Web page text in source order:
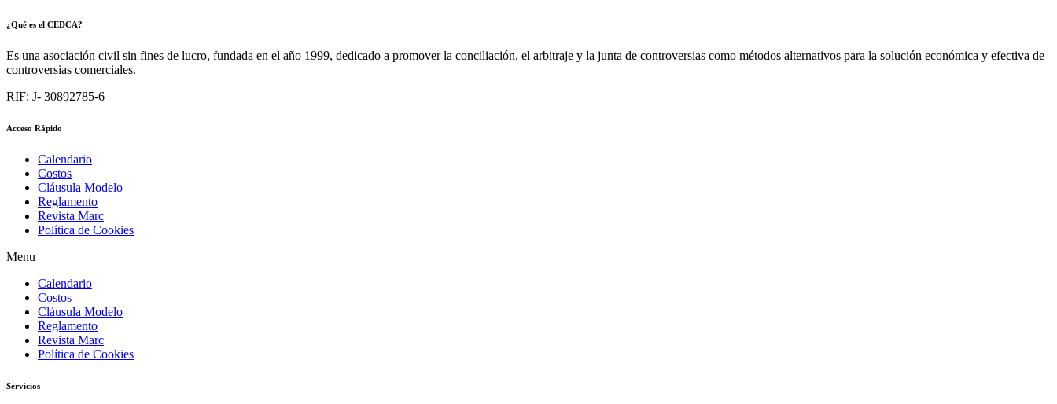
¿Qué es el CEDCA?
Es una asociación civil sin fines de lucro, fundada en el año 1999, dedicado a promover la conciliación, el arbitraje y la junta de controversias como métodos alternativos para la solución económica y efectiva de
controversias comerciales.
RIF: J- 30892785-6
Acceso Rápido
Calendario
Costos
Cláusula Modelo
Reglamento
Revista Marc
Política de Cookies
Menu
Calendario
Costos
Cláusula Modelo
Reglamento
Revista Marc
Política de Cookies
Servicios